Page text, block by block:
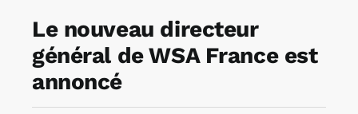
Agenda
Le nouveau directeur
général de WSA France est
annoncé